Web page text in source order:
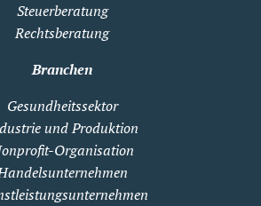
Steuerberatung
Rechtsberatung
Branchen
Gesundheitssektor
und Produktion
Organisation